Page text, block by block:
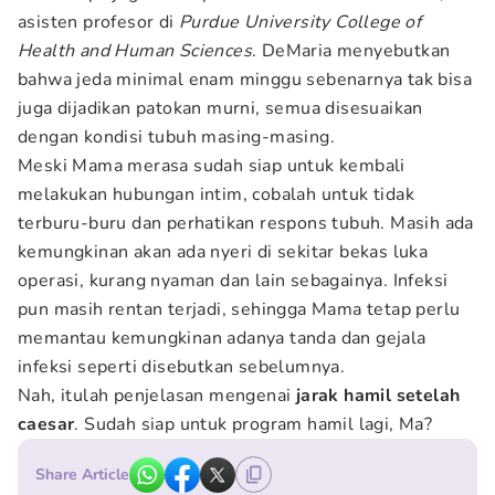
asisten profesor di Purdue University College of
Health and Human Sciences. DeMaria menyebutkan
bahwa jeda minimal enam minggu sebenarnya tak bisa
juga dijadikan patokan murni, semua disesuaikan
dengan kondisi tubuh masing-masing.
Meski Mama merasa sudah siap untuk kembali
melakukan hubungan intim, cobalah untuk tidak
terburu-buru dan perhatikan respons tubuh. Masih ada
kemungkinan akan ada nyeri di sekitar bekas luka
operasi, kurang nyaman dan lain sebagainya. Infeksi
pun masih rentan terjadi, sehingga Mama tetap perlu
memantau kemungkinan adanya tanda dan gejala
infeksi seperti disebutkan sebelumnya.
Nah, itulah penjelasan mengenai jarak hamil setelah
caesar. Sudah siap untuk program hamil lagi, Ma?
Share Article